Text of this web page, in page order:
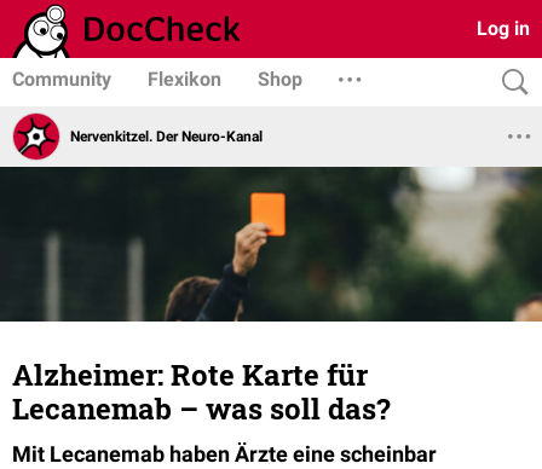
Log in
Community Flexikon Shop
Nervenkitzel. Der Neuro-Kanal
Alzheimer: Rote Karte für
Lecanemab – was soll das?
Mit Lecanemab haben Ärzte eine scheinbar